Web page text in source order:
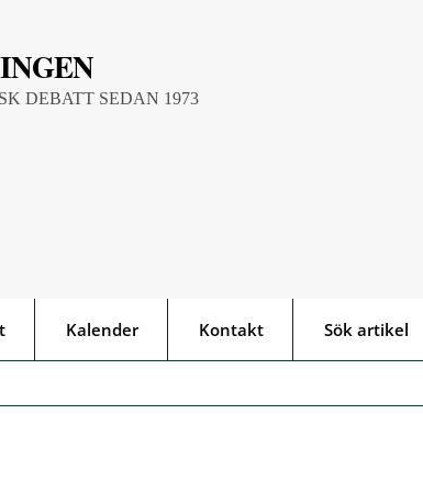
DEBATT SEDAN 1973
Kalender Kontakt Sök artikel